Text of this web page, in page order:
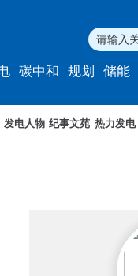
碳中和 规划 储能
发电人物 纪事文苑 热力发电